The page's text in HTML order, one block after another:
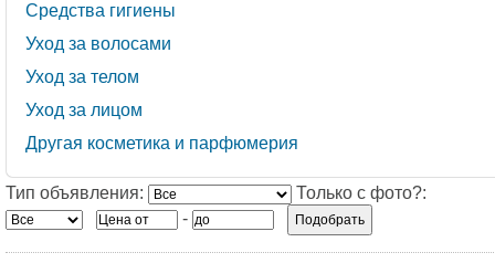
Средства гигиены
Уход за волосами
Уход за телом
Уход за лицом
Другая косметика и парфюмерия
Тип объявления:
Только с фото?:
-